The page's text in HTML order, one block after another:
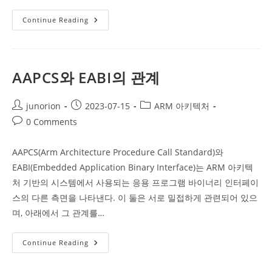
Continue Reading AAPCS
소
AAPCS와 EABI의 관계
Post
author:
junorion
Post
published:
2023-07-15
PostARM 아키텍처
Post0 Comments
AAPCS(Arm Architecture Procedure Call Standard)와
EABI(Embedded Application Binary Interface)는 ARM 아키텍
처 기반의 시스템에서 사용되는 응용 프로그램 바이너리 인터페이
스의 다른 측면을 나타낸다. 이 둘은 서로 밀접하게 관련되어 있으
며, 아래에서 그 관계를…
Continue Reading AAPCS
와